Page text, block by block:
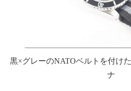
黒×グレーのNATOベルトを付けた
ナ